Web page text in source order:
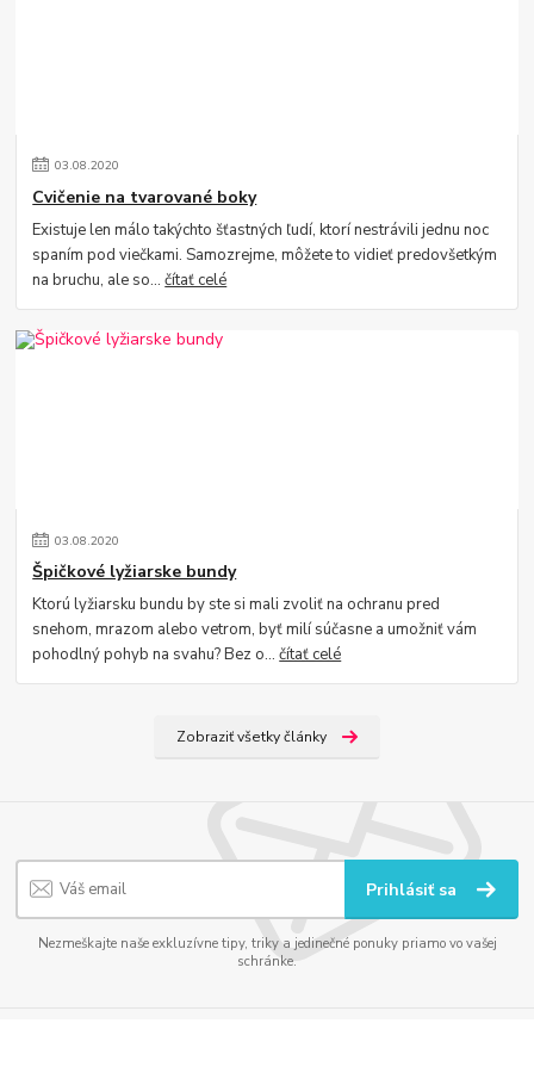
03.08.2020
Cvičenie na tvarované boky
Existuje len málo takýchto šťastných ľudí, ktorí nestrávili jednu noc
spaním pod viečkami. Samozrejme, môžete to vidieť predovšetkým
na bruchu, ale so...čítať celé
03.08.2020
Špičkové lyžiarske bundy
Ktorú lyžiarsku bundu by ste si mali zvoliť na ochranu pred
snehom, mrazom alebo vetrom, byť milí súčasne a umožniť vám
pohodlný pohyb na svahu? Bez o...čítať celé
Zobraziť všetky články
Prihlásiť sa
Nezmeškajte naše exkluzívne tipy, triky a jedinečné ponuky priamo vo vašej
schránke.